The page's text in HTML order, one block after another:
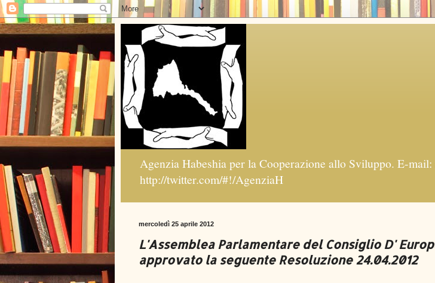
Agenzia Habeshia per la Cooperazione allo Sviluppo. E-
http://twitter.com/#!/AgenziaH
mercoledì 25 aprile 2012
L'Assemblea Parlamentare del Consiglio D'
approvato la seguente Resoluzione 24.04.2012